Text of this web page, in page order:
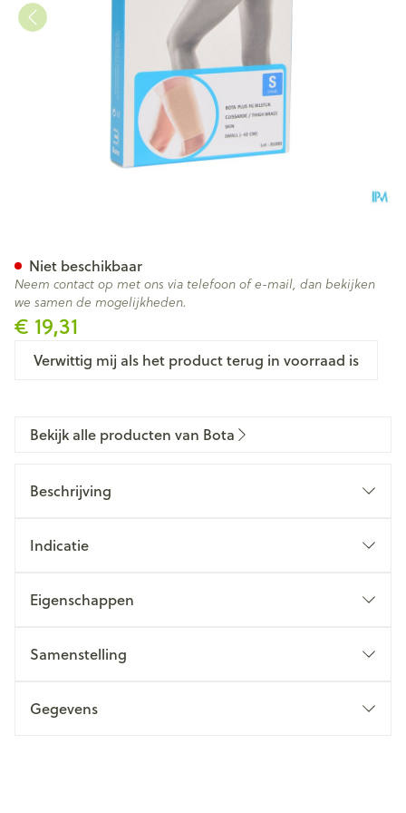
€ 19,31
Verwittig mij als het product terug in voorraad is
Niet beschikbaar
Neem contact op met ons via telefoon of e-mail, dan bekijken
we samen de mogelijkheden.
Bekijk alle producten van Bota
Beschrijving
Indicatie
Eigenschappen
Samenstelling
Gegevens